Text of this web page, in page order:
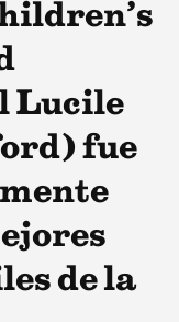
Lucile
fue
de la